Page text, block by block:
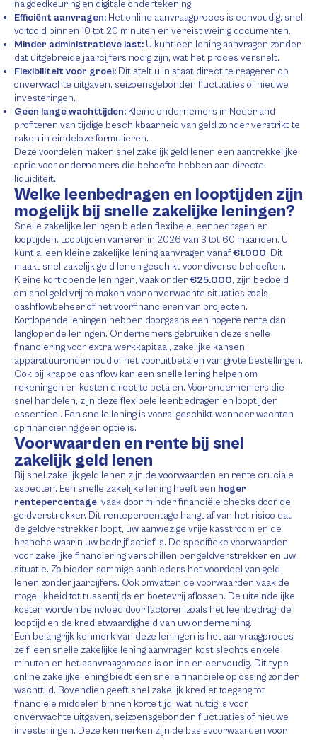
na goedkeuring en digitale ondertekening.
Efficiënt aanvragen: Het online aanvraagproces is eenvoudig, snel
voltooid binnen 10 tot 20 minuten en vereist weinig documenten.
Minder administratieve last: U kunt een lening aanvragen zonder
dat uitgebreide jaarcijfers nodig zijn, wat het proces versnelt.
Flexibiliteit voor groei: Dit stelt u in staat direct te reageren op
onverwachte uitgaven, seizoensgebonden fluctuaties of nieuwe
investeringen.
Geen lange wachttijden: Kleine ondernemers in Nederland
profiteren van tijdige beschikbaarheid van geld zonder verstrikt te
raken in eindeloze formulieren.
Deze voordelen maken snel zakelijk geld lenen een aantrekkelijke
optie voor ondernemers die behoefte hebben aan directe
liquiditeit.
Welke leenbedragen en looptijden zijn
mogelijk bij snelle zakelijke leningen?
Snelle zakelijke leningen bieden flexibele leenbedragen en
looptijden. Looptijden variëren in 2026 van 3 tot 60 maanden. U
kunt al een kleine zakelijke lening aanvragen vanaf€1.000. Dit
maakt snel zakelijk geld lenen geschikt voor diverse behoeften.
Kleine kortlopende leningen, vaak onder€25.000, zijn bedoeld
om snel geld vrij te maken voor onverwachte situaties zoals
cashflowbeheer of het voorfinancieren van projecten.
Kortlopende leningen hebben doorgaans een hogere rente dan
langlopende leningen. Ondernemers gebruiken deze snelle
financiering voor extra werkkapitaal, zakelijke kansen,
apparatuuronderhoud of het vooruitbetalen van grote bestellingen.
Ook bij krappe cashflow kan een snelle lening helpen om
rekeningen en kosten direct te betalen. Voor ondernemers die
snel handelen, zijn deze flexibele leenbedragen en looptijden
essentieel. Een snelle lening is vooral geschikt wanneer wachten
op financiering geen optie is.
Voorwaarden en rente bij snel
zakelijk geld lenen
Bij snel zakelijk geld lenen zijn de voorwaarden en rente cruciale
aspecten. Een snelle zakelijke lening heeft een hoger
rentepercentage, vaak door minder financiële checks door de
geldverstrekker. Dit rentepercentage hangt af van het risico dat
de geldverstrekker loopt, uw aanwezige vrije kasstroom en de
branche waarin uw bedrijf actief is. De specifieke voorwaarden
voor zakelijke financiering verschillen per geldverstrekker en uw
situatie. Zo bieden sommige aanbieders het voordeel van geld
lenen zonder jaarcijfers. Ook omvatten de voorwaarden vaak de
mogelijkheid tot tussentijds en boetevrij aflossen. De uiteindelijke
kosten worden beïnvloed door factoren zoals het leenbedrag, de
looptijd en de kredietwaardigheid van uw onderneming.
Een belangrijk kenmerk van deze leningen is het aanvraagproces
zelf: een snelle zakelijke lening aanvragen kost slechts enkele
minuten en het aanvraagproces is online en eenvoudig. Dit type
online zakelijke lening biedt een snelle financiële oplossing zonder
wachttijd. Bovendien geeft snel zakelijk krediet toegang tot
financiële middelen binnen korte tijd, wat nuttig is voor
onverwachte uitgaven, seizoensgebonden fluctuaties of nieuwe
investeringen. Deze kenmerken zijn de basisvoorwaarden voor